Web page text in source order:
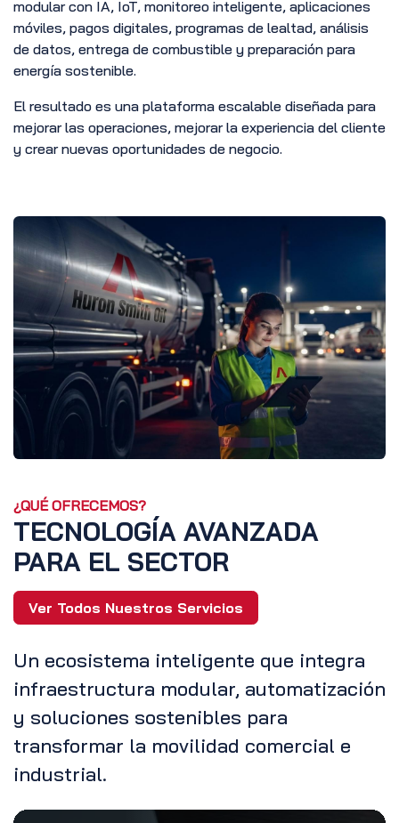
modular con IA, IoT, monitoreo inteligente, aplicaciones
móviles, pagos digitales, programas de lealtad, análisis
de datos, entrega de combustible y preparación para
energía sostenible.
El resultado es una plataforma escalable diseñada para
mejorar las operaciones, mejorar la experiencia del cliente
y crear nuevas oportunidades de negocio.
¿QUÉ OFRECEMOS?
TECNOLOGÍA AVANZADA
PARA EL SECTOR
Ver Todos Nuestros Servicios
Un ecosistema inteligente que integra
infraestructura modular, automatización
y soluciones sostenibles para
transformar la movilidad comercial e
industrial.